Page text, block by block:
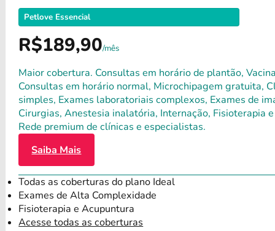
Petlove Essencial
R$189,90/mês
Maior cobertura. Consultas em horário de plantão,
Consultas em horário normal, Microchipagem gratuita,
simples, Exames laboratoriais complexos, Exames de
Cirurgias, Anestesia inalatória, Internação, Fisioterapia
Rede premium de clínicas e especialistas.
Saiba Mais
Todas as coberturas do plano Ideal
Exames de Alta Complexidade
Fisioterapia e Acupuntura
Acesse todas as coberturas